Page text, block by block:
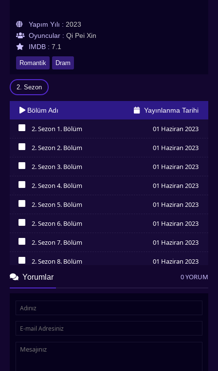
Yapım Yılı : 2023
Oyuncular : Qi Pei Xin
IMDB : 7.1
Romantik Dram
2. Sezon
Bölüm Adı Yayınlanma Tarihi
2. Sezon 1. Bölüm 01 Haziran 2023
2. Sezon 2. Bölüm 01 Haziran 2023
2. Sezon 3. Bölüm 01 Haziran 2023
2. Sezon 4. Bölüm 01 Haziran 2023
2. Sezon 5. Bölüm 01 Haziran 2023
2. Sezon 6. Bölüm 01 Haziran 2023
2. Sezon 7. Bölüm 01 Haziran 2023
İzledim
2. Sezon 8. Bölüm 01 Haziran 2023
2. Sezon 9. Bölüm 01 Haziran 2023
İzledim
İzledim
İzledim
2. Sezon 13. Bölüm
Yorumlar 0 YORUM